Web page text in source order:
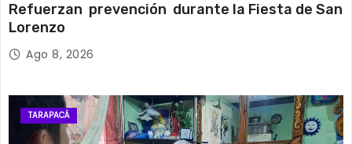
Refuerzan prevención durante la Fiesta de San
Lorenzo
Ago 8, 2026
TARAPACÁ